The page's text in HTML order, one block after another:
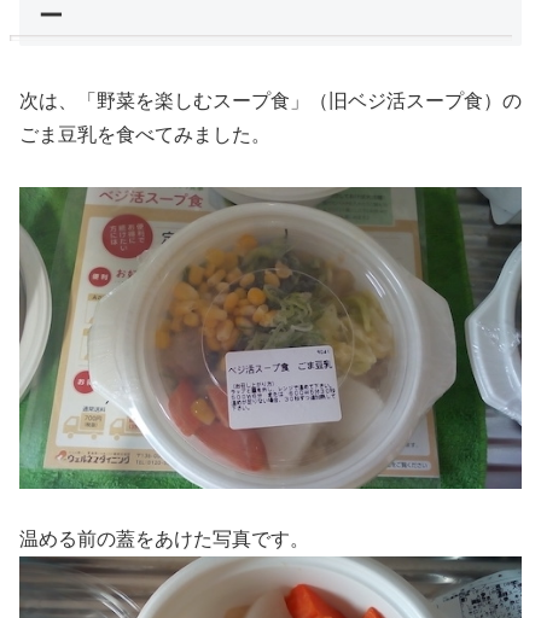
ー
次は、「野菜を楽しむスープ食」（旧ベジ活スープ食）の
ごま豆乳を食べてみました。
温める前の蓋をあけた写真です。